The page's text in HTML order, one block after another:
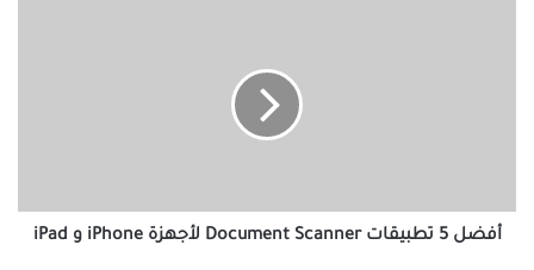
iPad
أفضل 5 تطبيقات Document Scanner لأجهزة iPhone و iPad